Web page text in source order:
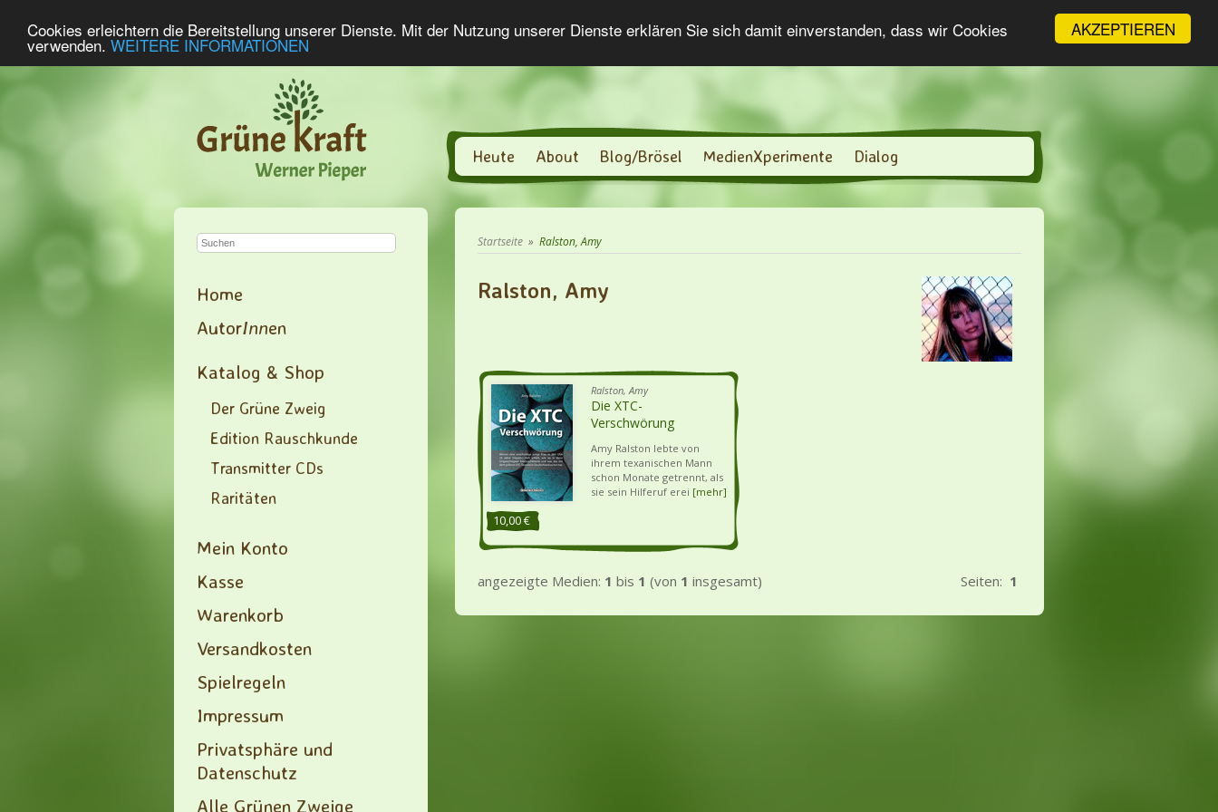
AKZEPTIEREN
Cookies erleichtern die Bereitstellung unserer Dienste. Mit der Nutzung unserer Dienste erklären Sie sich damit einverstanden, dass wir Cookies
verwenden. WEITERE INFORMATIONEN
Heute About Blog/Brösel MedienXperimente Dialog
Home
AutorInnen
Katalog & Shop
Der Grüne Zweig
Edition Rauschkunde
Transmitter CDs
Raritäten
Mein Konto
Kasse
Warenkorb
Versandkosten
Spielregeln
Impressum
Privatsphäre und
Datenschutz
Alle Grünen Zweige
Startseite » Ralston, Amy
Ralston, Amy
10,00 €
Ralston, Amy
Die XTC-
Verschwörung
Amy Ralston lebte von
ihrem texanischen Mann
schon Monate getrennt, als
sie sein Hilferuf erei [mehr]
angezeigte Medien: 1 bis 1 (von 1 insgesamt) Seiten: 1